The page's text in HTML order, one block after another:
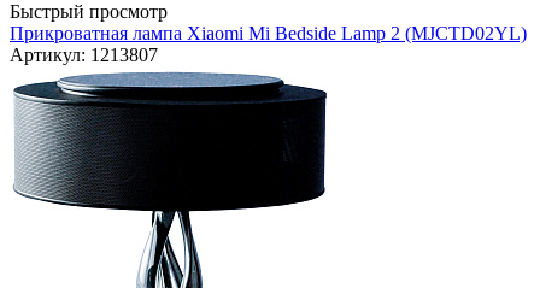
Быстрый просмотр
Прикроватная лампа Xiaomi Mi Bedside Lamp 2 (MJCTD02YL)
Артикул: 1213807